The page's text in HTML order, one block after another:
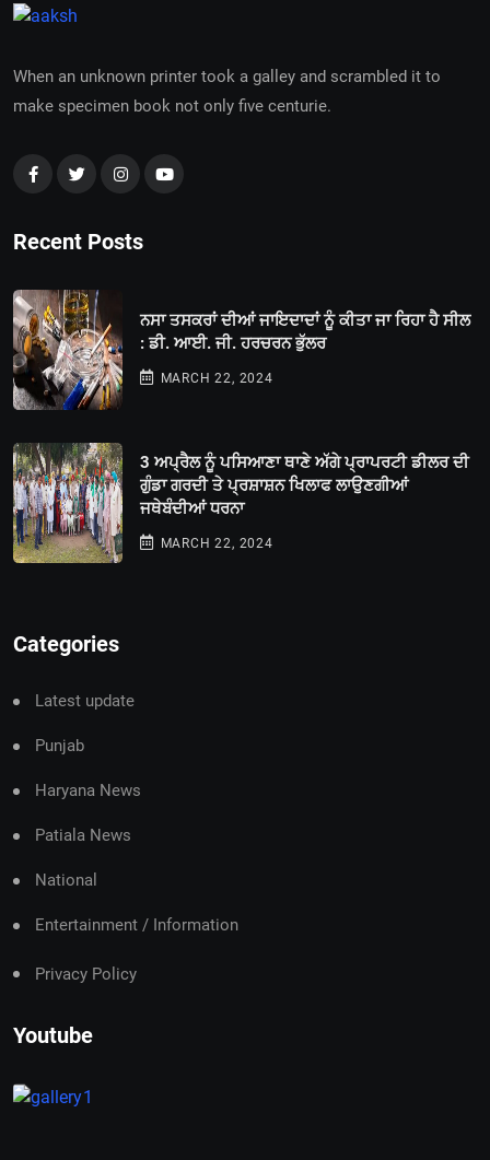
When an unknown printer took a galley and scrambled it to
make specimen book not only five centurie.
Recent Posts
ਨਸਾ ਤਸਕਰਾਂ ਦੀਆਂ ਜਾਇਦਾਦਾਂ ਨੂੰ ਕੀਤਾ ਜਾ ਰਿਹਾ ਹੈ ਸੀਲ
: ਡੀ. ਆਈ. ਜੀ. ਹਰਚਰਨ ਭੁੱਲਰ
MARCH 22, 2024
3 ਅਪ੍ਰੈਲ ਨੂੰ ਪਸਿਆਣਾ ਥਾਣੇ ਅੱਗੇ ਪ੍ਰਾਪਰਟੀ ਡੀਲਰ ਦੀ
ਗੁੰਡਾ ਗਰਦੀ ਤੇ ਪ੍ਰਸ਼ਾਸ਼ਨ ਖਿਲਾਫ ਲਾਉਣਗੀਆਂ
ਜਥੇਬੰਦੀਆਂ ਧਰਨਾ
MARCH 22, 2024
Categories
Latest update
Punjab
Haryana News
Patiala News
National
Entertainment / Information
Privacy Policy
Youtube